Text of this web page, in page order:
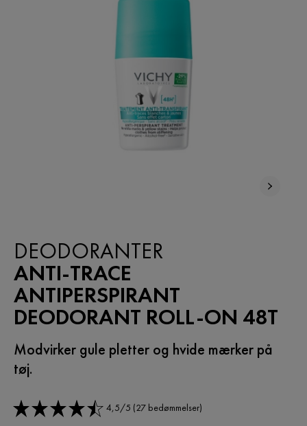
DEODORANTER
ANTI-TRACE
ANTIPERSPIRANT
DEODORANT ROLL-ON 48T
Modvirker gule pletter og hvide mærker på
tøj.
4,5/5 (27 bedømmelser)